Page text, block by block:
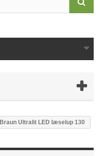
Braun Ultralit LED læselup 130